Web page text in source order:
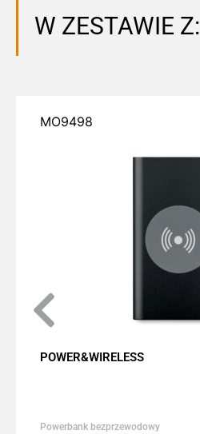
W ZESTAWIE Z:
MO9498
POWER&WIRELESS
Powerbank bezprzewodowy